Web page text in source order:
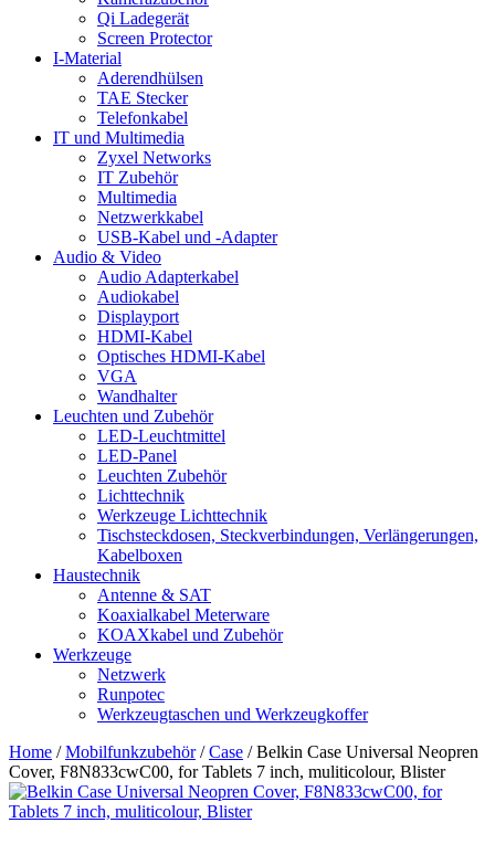
Qi Ladegerät
Screen Protector
I-Material
Aderendhülsen
TAE Stecker
Telefonkabel
IT und Multimedia
Zyxel Networks
IT Zubehör
Multimedia
Netzwerkkabel
USB-Kabel und -Adapter
Audio & Video
Audio Adapterkabel
Audiokabel
Displayport
HDMI-Kabel
Optisches HDMI-Kabel
VGA
Wandhalter
Leuchten und Zubehör
LED-Leuchtmittel
LED-Panel
Leuchten Zubehör
Lichttechnik
Werkzeuge Lichttechnik
Tischsteckdosen, Steckverbindungen, Verlängerungen,
Kabelboxen
Haustechnik
Antenne & SAT
Koaxialkabel Meterware
KOAXkabel und Zubehör
Werkzeuge
Netzwerk
Runpotec
Werkzeugtaschen und Werkzeugkoffer
Home /Mobilfunkzubehör/Case / Belkin Case Universal Neopren
Cover, F8N833cwC00, for Tablets 7 inch, muliticolour, Blister